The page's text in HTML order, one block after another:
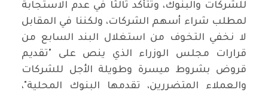
للشركات والبنوك، وتتأكد ثالثاً في عدم الاستجابة
لمطلب شراء أسهم الشركات، ولكننا في المقابل
لا نخفي التخوف من استغلال البند السابع من
قرارات مجلس الوزراء الذي ينص على "تقديم
قروض بشروط ميسرة وطويلة الأجل للشركات
والعملاء المتضررين، تقدمها البنوك المحلية"،